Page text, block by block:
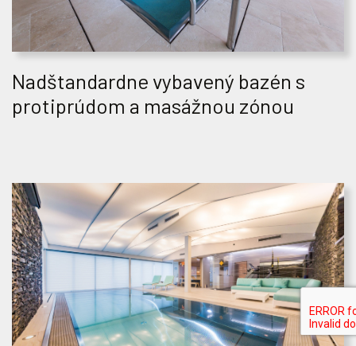
Nadštandardne vybavený bazén s
protiprúdom a masážnou zónou